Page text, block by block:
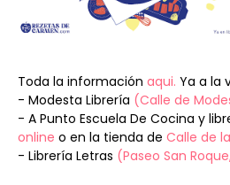
Toda la información aqui. Ya a la
- Modesta Librería (Calle de
- A Punto Escuela De Cocina y
online o en la tienda de Calle de
- Librería Letras (Paseo San